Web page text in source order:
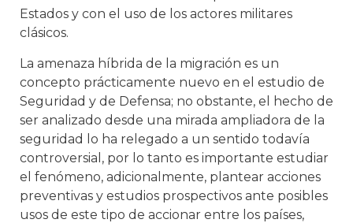
Estados y con el uso de los actores militares
clásicos.
La amenaza híbrida de la migración es un
concepto prácticamente nuevo en el estudio de
Seguridad y de Defensa; no obstante, el hecho de
ser analizado desde una mirada ampliadora de la
seguridad lo ha relegado a un sentido todavía
controversial, por lo tanto es importante estudiar
el fenómeno, adicionalmente, plantear acciones
preventivas y estudios prospectivos ante posibles
usos de este tipo de accionar entre los países,